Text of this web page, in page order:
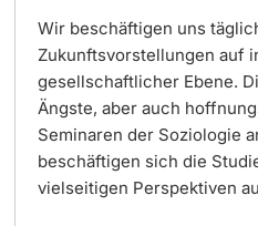
Wir beschäftigen uns
Zukunftsvorstellungen auf
gesellschaftlicher Ebene.
Ängste, aber auch
Seminaren der Soziologie
beschäftigen sich die
vielseitigen Perspektiven